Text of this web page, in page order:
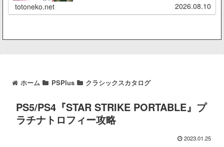
totoneko.net 2026.08.10
ホーム PSPlus クラシックスカタログ
PS5/PS4『STAR STRIKE PORTABLE』プ
ラチナトロフィー攻略
2023.01.25